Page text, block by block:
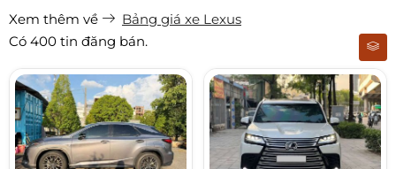
Xem thêm về
Bảng giá xe Lexus
Có 400 tin đăng bán.